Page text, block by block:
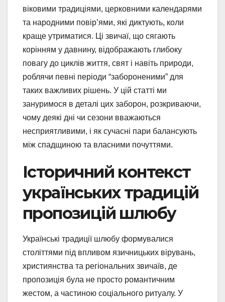
віковими традиціями, церковними календарями
та народними повір’ями, які диктують, коли
краще утриматися. Ці звичаї, що сягають
корінням у давнину, відображають глибоку
повагу до циклів життя, свят і навіть природи,
роблячи певні періоди “забороненими” для
таких важливих рішень. У цій статті ми
зануримося в деталі цих заборон, розкриваючи,
чому деякі дні чи сезони вважаються
несприятливими, і як сучасні пари балансують
між спадщиною та власними почуттями.
Історичний контекст
українських традицій
пропозицій шлюбу
Українські традиції шлюбу формувалися
століттями під впливом язичницьких вірувань,
християнства та регіональних звичаїв, де
пропозиція була не просто романтичним
жестом, а частиною соціального ритуалу. У